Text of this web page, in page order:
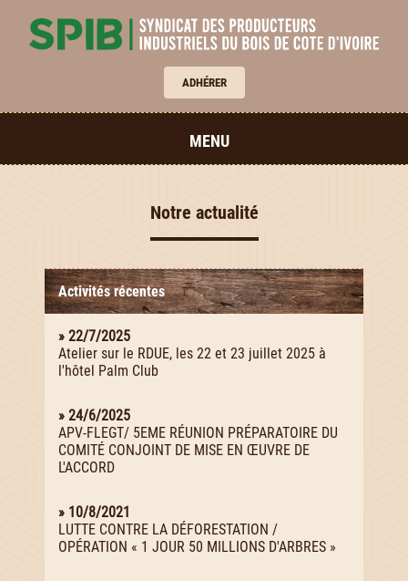
ADHÉRER
MENU
Notre actualité
Activités récentes
» 22/7/2025
Atelier sur le RDUE, les 22 et 23 juillet 2025 à
l'hôtel Palm Club
» 24/6/2025
APV-FLEGT/ 5EME RÉUNION PRÉPARATOIRE DU
COMITÉ CONJOINT DE MISE EN ŒUVRE DE
L'ACCORD
» 10/8/2021
LUTTE CONTRE LA DÉFORESTATION /
OPÉRATION « 1 JOUR 50 MILLIONS D'ARBRES »